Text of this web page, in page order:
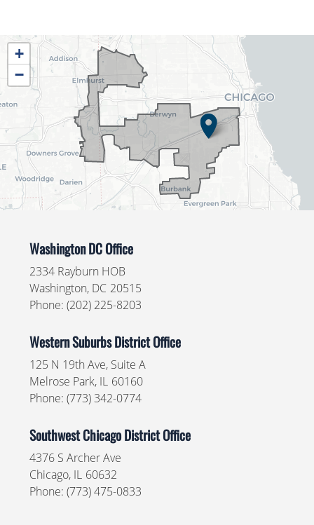
IL04
District
Map
+
−
Washington DC Office
2334 Rayburn HOB
Washington, DC20515
Phone: (202) 225-8203
Western Suburbs District Office
125 N 19th Ave, Suite A
Melrose Park, IL60160
Phone: (773) 342-0774
Southwest Chicago District Office
4376 S Archer Ave
Chicago, IL60632
Phone: (773) 475-0833